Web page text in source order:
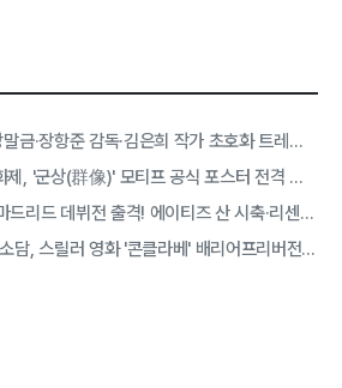
김초희 감독 연출, 강말금·장항준 감독·김은희 작가 초호화 트레일러, 그 주인공은
제31회 부산국제영화제, '군상(群像)' 모티프 공식 포스터 전격 공개
이강인 아틀레티코 마드리드 데뷔전 출격! 에이티즈 산 시축·리센느 하프타임 공연 확정
김미조 감독·배우 박소담, 스릴러 영화 '콘클라베' 배리어프리버전 합류